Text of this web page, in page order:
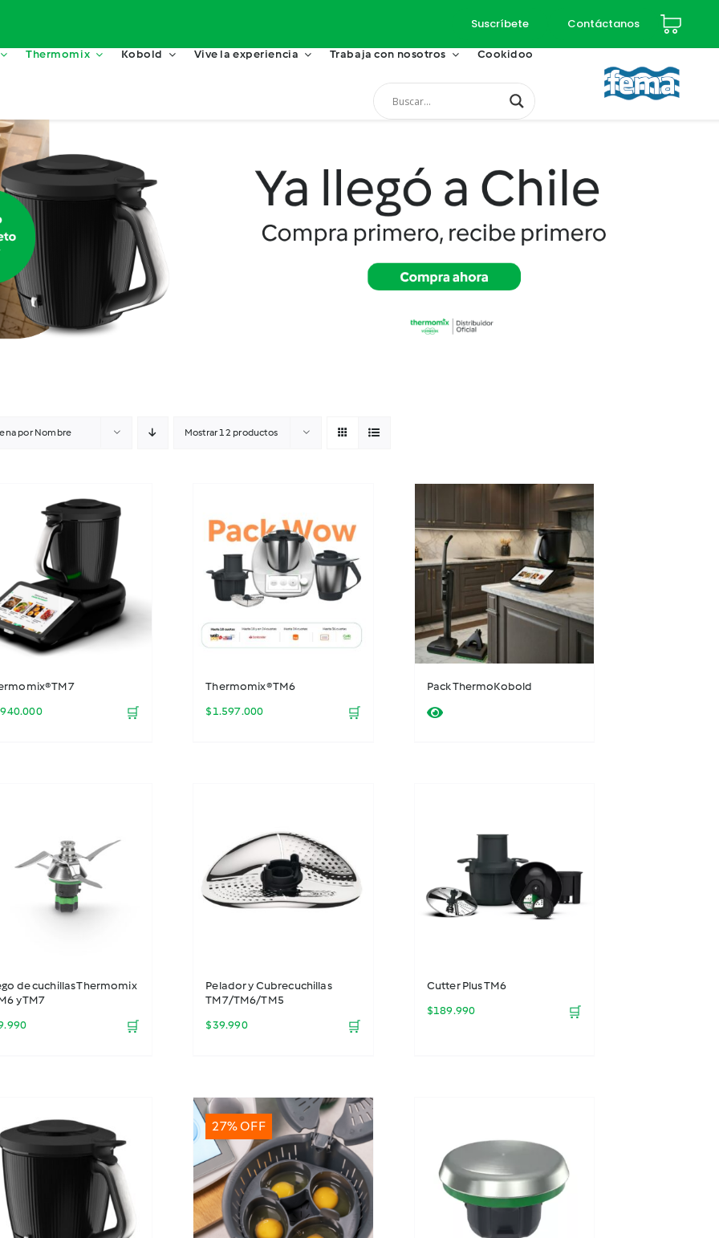
Suscríbete Contáctanos
Thermomix Kobold Vive la experiencia Trabaja con nosotros Cookidoo
porNombre Mostrar12 productos
TM7
🛒
Thermomix® TM6
$1.597.000 🛒
Pack ThermoKobold
de cuchillas Thermomix
y TM7
🛒
Pelador y Cubrecuchillas
TM7/TM6/TM5
$39.990 🛒
Cutter Plus TM6
$189.990 🛒
27% OFF